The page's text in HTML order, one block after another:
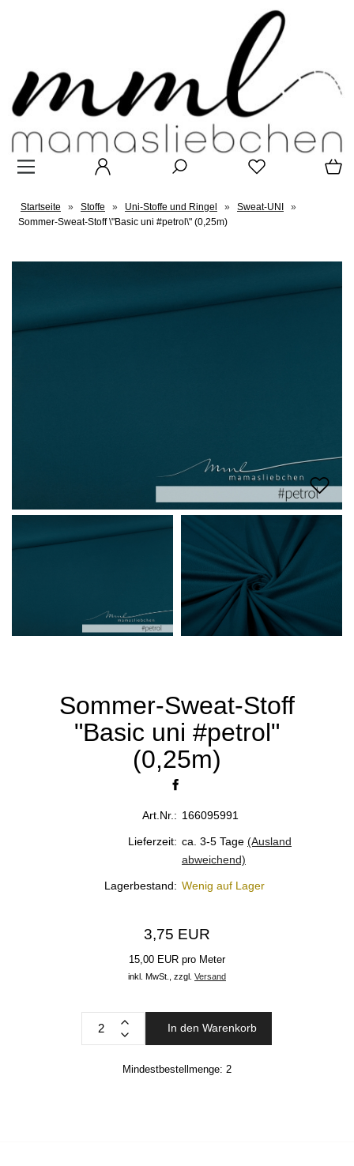
Startseite » Stoffe » Uni-Stoffe und Ringel » Sweat-UNI
»
Sommer-Sweat-Stoff \"Basic uni #petrol\" (0,25m)
Sommer-Sweat-Stoff
"Basic uni #petrol"
(0,25m)
Art.Nr.: 166095991
Lieferzeit: ca. 3-5 Tage (Ausland
abweichend)
Lagerbestand: Wenig auf Lager
3,75 EUR
15,00 EUR pro Meter
inkl. MwSt., zzgl. Versand
In den Warenkorb
Mindestbestellmenge: 2